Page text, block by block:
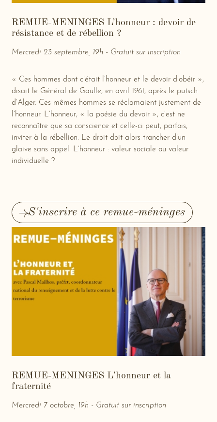
REMUE-MENINGES L’honneur : devoir de
résistance et de rébellion ?
Mercredi 23 septembre, 19h - Gratuit sur inscription
« Ces hommes dont c’était l’honneur et le devoir d’obéir »,
disait le Général de Gaulle, en avril 1961, après le putsch
d’Alger. Ces mêmes hommes se réclamaient justement de
l’honneur. L’honneur, « la poésie du devoir », c’est ne
reconnaître que sa conscience et celle-ci peut, parfois,
inviter à la rébellion. Le droit doit alors trancher d’un
glaive sans appel. L’honneur : valeur sociale ou valeur
individuelle ?
S'inscrire à ce remue-méninges
New
window
REMUE-MENINGES L'honneur et la
fraternité
Mercredi 7 octobre, 19h - Gratuit sur inscription